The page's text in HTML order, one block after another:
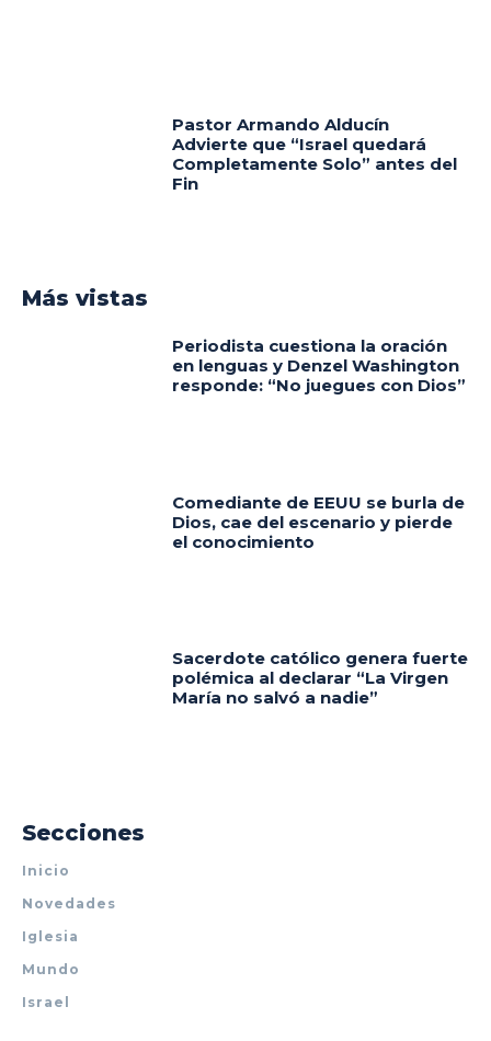
Pastor Armando Alducín
Advierte que “Israel quedará
Completamente Solo” antes del
Fin
Más vistas
Periodista cuestiona la oración
en lenguas y Denzel Washington
responde: “No juegues con Dios”
Comediante de EEUU se burla de
Dios, cae del escenario y pierde
el conocimiento
Sacerdote católico genera fuerte
polémica al declarar “La Virgen
María no salvó a nadie”
Secciones
Inicio
Novedades
Iglesia
Mundo
Israel